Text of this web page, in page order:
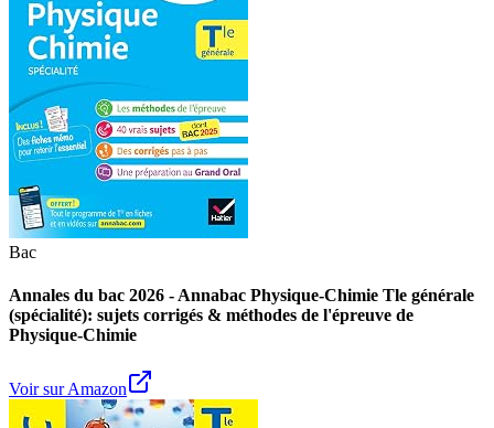
Bac
Annales du bac 2026 - Annabac Physique-Chimie Tle générale
(spécialité): sujets corrigés & méthodes de l'épreuve de
Physique-Chimie
Voir sur Amazon